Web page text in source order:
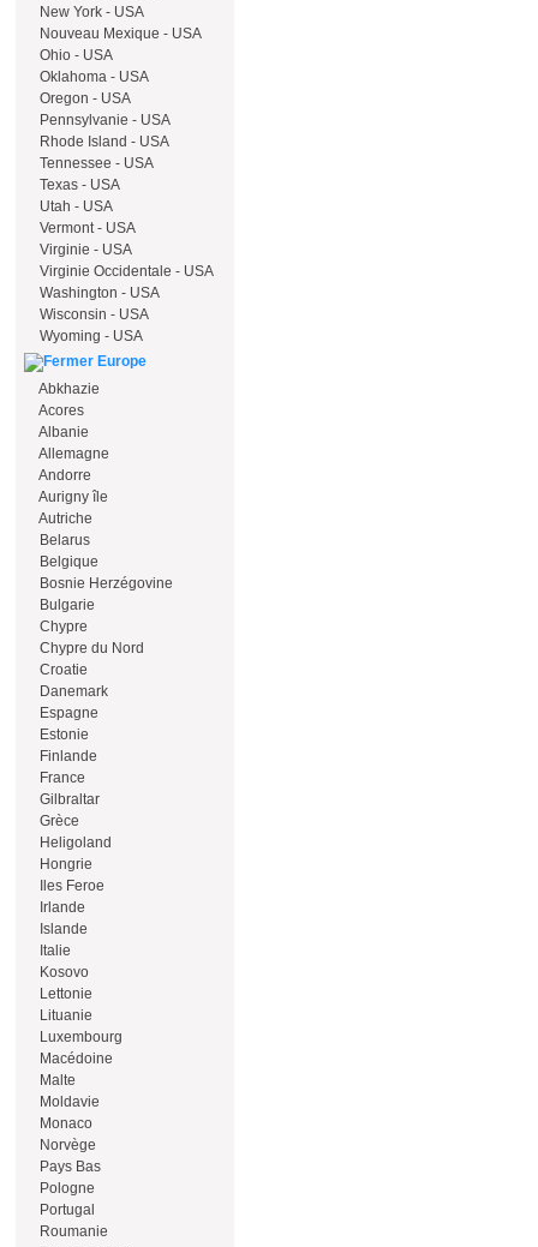
New York - USA
Nouveau Mexique - USA
Ohio - USA
Oklahoma - USA
Oregon - USA
Pennsylvanie - USA
Rhode Island - USA
Tennessee - USA
Texas - USA
Utah - USA
Vermont - USA
Virginie - USA
Virginie Occidentale - USA
Washington - USA
Wisconsin - USA
Wyoming - USA
Europe
Abkhazie
Acores
Albanie
Allemagne
Andorre
Aurigny île
Autriche
Belarus
Belgique
Bosnie Herzégovine
Bulgarie
Chypre
Chypre du Nord
Croatie
Danemark
Espagne
Estonie
Finlande
France
Gilbraltar
Grèce
Heligoland
Hongrie
Iles Feroe
Irlande
Islande
Italie
Kosovo
Lettonie
Lituanie
Luxembourg
Macédoine
Malte
Moldavie
Monaco
Norvège
Pays Bas
Pologne
Portugal
Roumanie